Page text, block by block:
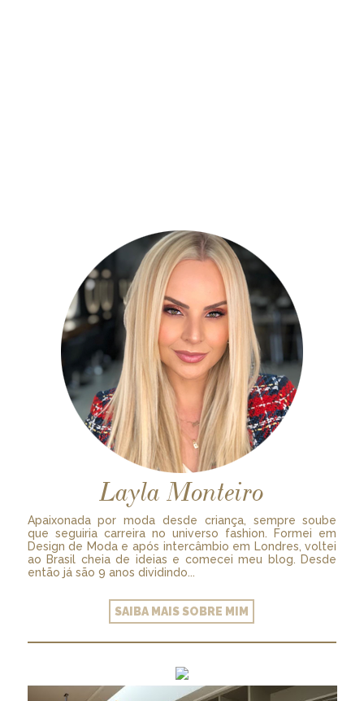
Layla Monteiro
Apaixonada por moda desde criança, sempre soube
que seguiria carreira no universo fashion. Formei em
Design de Moda e após intercâmbio em Londres, voltei
ao Brasil cheia de ideias e comecei meu blog. Desde
então já são 9 anos dividindo...
SAIBA MAIS SOBRE MIM